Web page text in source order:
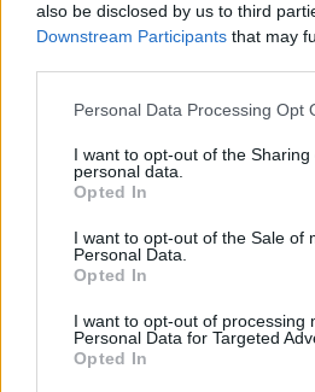
also be disclosed by us to third
Downstream Participants that may
Please note that this website/app
not limited to your visit or usage
grant or deny consent to Google
use your data for below specified
consent section.
Personal Data Processing Opt
I want to opt-out of the Sharing
personal data.
Opted In
I want to opt-out of the Sale of
Personal Data.
Opted In
I want to opt-out of processing
Personal Data for Targeted
Opted In